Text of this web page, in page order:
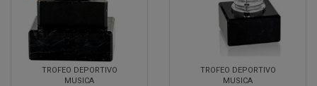
TROFEO DEPORTIVO
MUSICA
TROFEO DEPORTIVO
MUSICA